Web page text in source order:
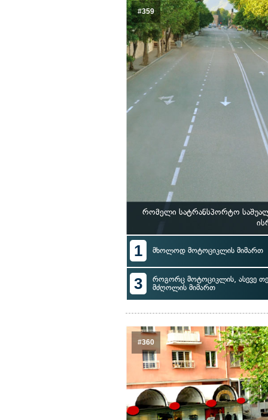
#359
რომელი სატრანსპორტო
1 მხოლოდ მოტოციკლის მიმართ
3
როგორც მოტოციკლის, ასევე
მძღოლის მიმართ
#360